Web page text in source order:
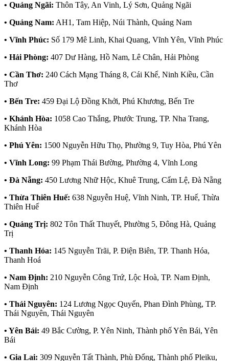
• Quảng Ngãi: Thôn Tây, An Vinh, Lý Sơn, Quảng Ngãi
• Quảng Nam: AH1, Tam Hiệp, Núi Thành, Quảng Nam
• Vĩnh Phúc: Số 179 Mê Linh, Khai Quang, Vĩnh Yên, Vĩnh Phúc
• Hải Phòng: 407 Dư Hàng, Hồ Nam, Lê Chân, Hải Phòng
• Cần Thơ: 240 Cách Mạng Tháng 8, Cái Khế, Ninh Kiều, Cần
Thơ
• Bến Tre: 459 Đại Lộ Đồng Khởi, Phú Khương, Bến Tre
• Khánh Hòa: 1058 Cao Thắng, Phước Trung, TP. Nha Trang,
Khánh Hòa
• Phú Yên: 1500 Nguyễn Hữu Thọ, Phường 9, Tuy Hòa, Phú Yên
• Vĩnh Long: 99 Phạm Thái Bường, Phường 4, Vĩnh Long
• Đà Nẵng: 450 Lương Nhữ Hộc, Khuê Trung, Cẩm Lệ, Đà Nẵng
• Thừa Thiên Huế: 638 Nguyễn Huệ, Vĩnh Ninh, TP. Huế, Thừa
Thiên Huế
• Quảng Trị: 802 Tôn Thất Thuyết, Phường 5, Đông Hà, Quảng
Trị
• Thanh Hóa: 145 Nguyễn Trãi, P. Điện Biên, TP. Thanh Hóa,
Thanh Hoá
• Nam Định: 210 Nguyễn Công Trứ, Lộc Hoà, TP. Nam Định,
Nam Định
• Thái Nguyên: 124 Lương Ngọc Quyến, Phan Đình Phùng, TP.
Thái Nguyên, Thái Nguyên
• Yên Bái: 49 Bắc Cường, P. Yên Ninh, Thành phố Yên Bái, Yên
Bái
• Gia Lai: 309 Nguyễn Tất Thành, Phù Đổng, Thành phố Pleiku,